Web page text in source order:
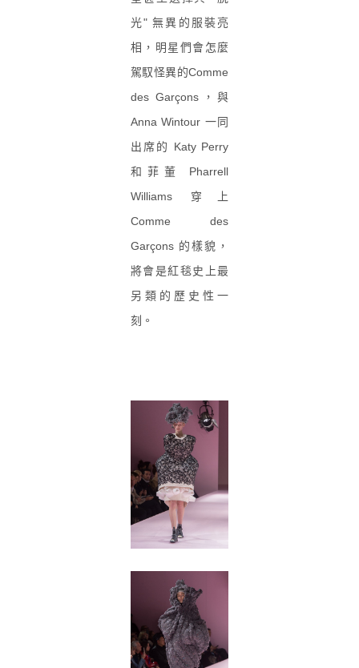
光" 無異的服裝亮
相，明星們會怎麼
駕馭怪異的Comme
des Garçons，與
Anna Wintour 一同
出席的 Katy Perry
和菲董 Pharrell
Williams 穿上
Comme des
Garçons 的樣貌，
將會是紅毯史上最
另類的歷史性一
刻。